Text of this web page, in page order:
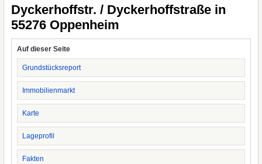
Dyckerhoffstr. / Dyckerhoffstraße in
55276 Oppenheim
Auf dieser Seite
Grundstücksreport
Immobilienmarkt
Karte
Lageprofil
Fakten